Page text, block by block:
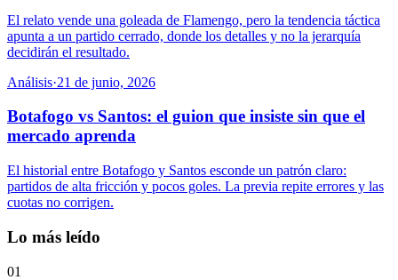
El relato vende una goleada de Flamengo, pero la tendencia táctica
apunta a un partido cerrado, donde los detalles y no la jerarquía
decidirán el resultado.
Análisis·21 de junio, 2026
Botafogo vs Santos: el guion que insiste sin que el
mercado aprenda
El historial entre Botafogo y Santos esconde un patrón claro:
partidos de alta fricción y pocos goles. La previa repite errores y las
cuotas no corrigen.
Lo más leído
01